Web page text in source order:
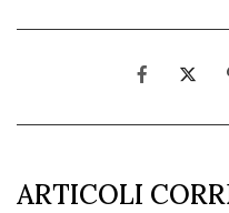
ARTICOLI